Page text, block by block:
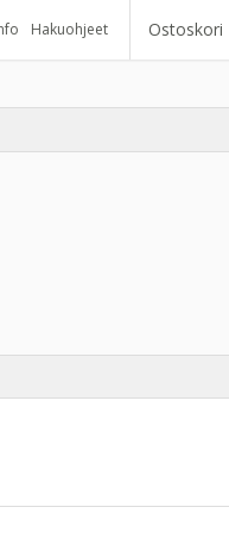
Hakuohjeet Ostoskori